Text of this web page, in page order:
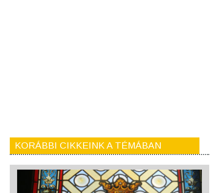
KORÁBBI CIKKEINK A TÉMÁBAN